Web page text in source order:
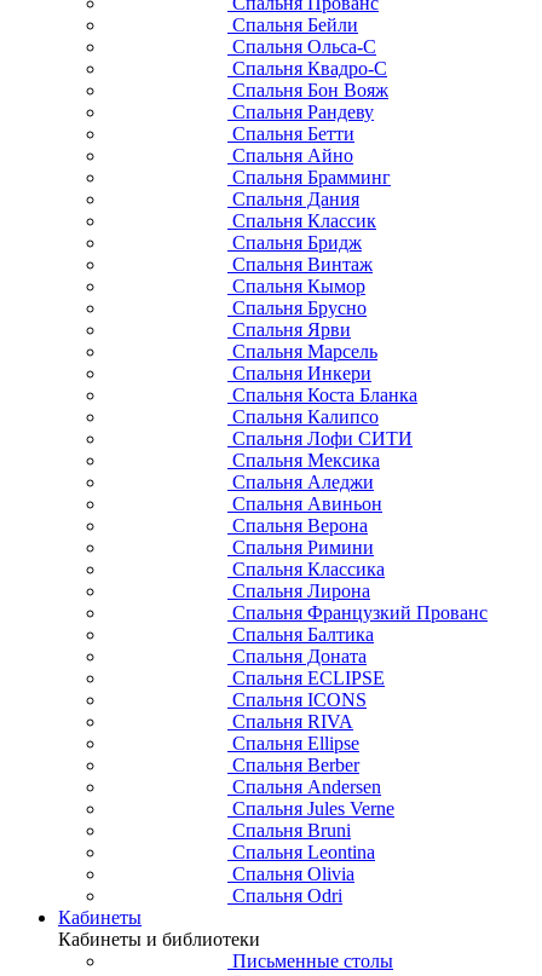
Спальня Бейли
Спальня Ольса-С
Спальня Квадро-С
Спальня Бон Вояж
Спальня Рандеву
Спальня Бетти
Спальня Айно
Спальня Брамминг
Спальня Дания
Спальня Классик
Спальня Бридж
Спальня Винтаж
Спальня Кымор
Спальня Брусно
Спальня Ярви
Спальня Марсель
Спальня Инкери
Спальня Коста Бланка
Спальня Калипсо
Спальня Лофи СИТИ
Спальня Мексика
Спальня Аледжи
Спальня Авиньон
Спальня Верона
Спальня Римини
Спальня Классика
Спальня Лирона
Спальня Французкий Прованс
Спальня Балтика
Спальня Доната
Спальня ECLIPSE
Спальня ICONS
Спальня RIVA
Спальня Ellipse
Спальня Berber
Спальня Andersen
Спальня Jules Verne
Спальня Bruni
Спальня Leontina
Спальня Olivia
Спальня Odri
Кабинеты
Кабинеты и библиотеки
Письменные столы